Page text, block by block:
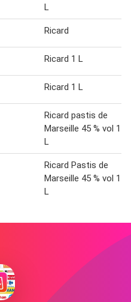
L
Ricard
Ricard 1 L
Ricard 1 L
Ricard pastis de
Marseille 45 % vol 1
L
Ricard Pastis de
Marseille 45 % vol 1
L